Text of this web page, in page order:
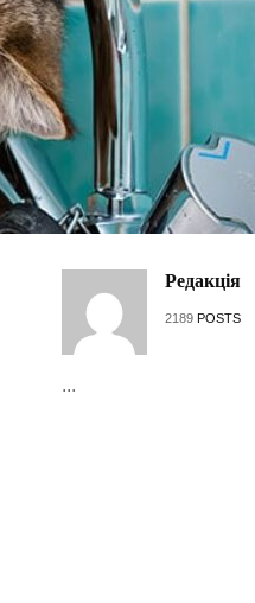
Редакція
2189 POSTS
...